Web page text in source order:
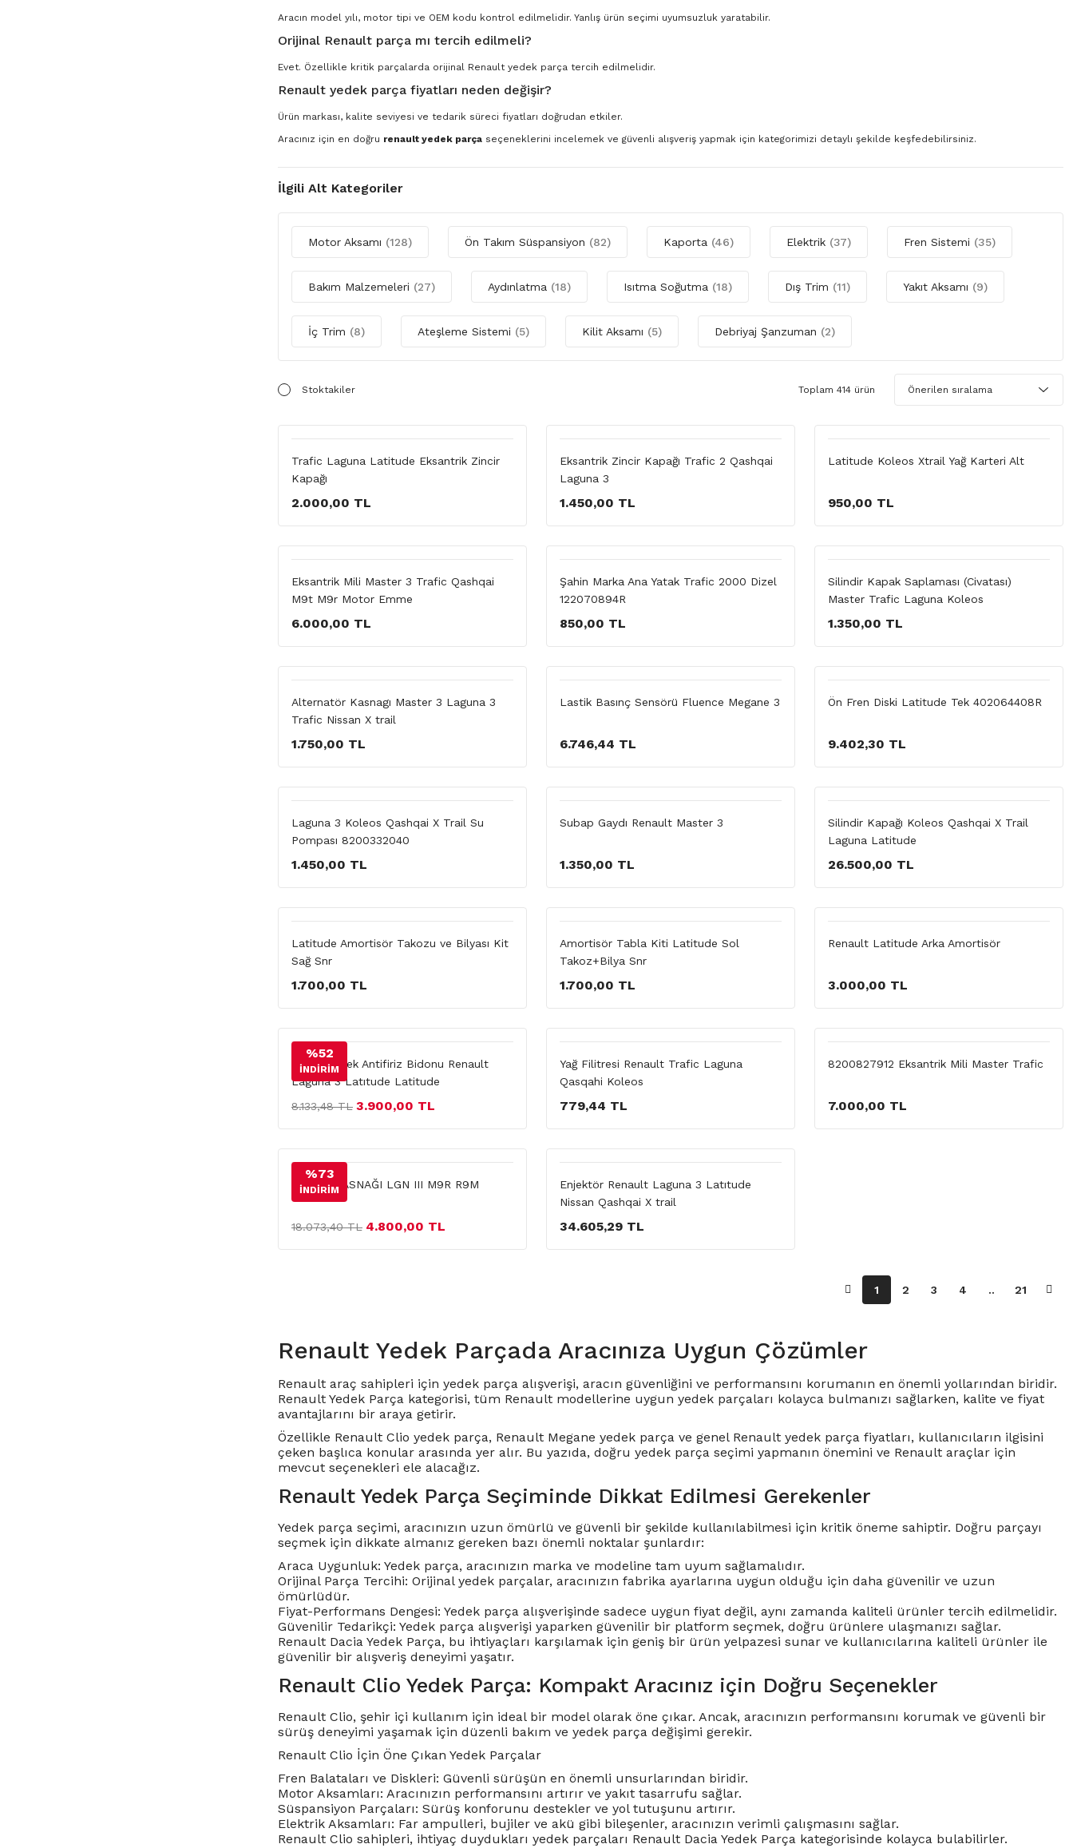
Aracın model yılı, motor tipi ve OEM kodu kontrol edilmelidir. Yanlış ürün seçimi uyumsuzluk yaratabilir.
Orijinal Renault parça mı tercih edilmeli?
Evet. Özellikle kritik parçalarda orijinal Renault yedek parça tercih edilmelidir.
Renault yedek parça fiyatları neden değişir?
Ürün markası, kalite seviyesi ve tedarik süreci fiyatları doğrudan etkiler.
Aracınız için en doğru renault yedek parça seçeneklerini incelemek ve güvenli alışveriş yapmak için kategorimizi detaylı şekilde keşfedebilirsiniz.
İlgili Alt Kategoriler
Motor Aksamı (128) Ön Takım Süspansiyon (82) Kaporta (46) Elektrik (37) Fren Sistemi (35)
Bakım Malzemeleri (27) Aydınlatma (18) Isıtma Soğutma (18) Dış Trim (11) Yakıt Aksamı (9)
İç Trim (8) Ateşleme Sistemi (5) Kilit Aksamı (5) Debriyaj Şanzuman (2)
Stoktakiler Toplam 414 ürün
Trafic Laguna Latitude Eksantrik Zincir
Kapağı
2.000,00 TL
Eksantrik Zincir Kapağı Trafic 2 Qashqai
Laguna 3
1.450,00 TL
Latitude Koleos Xtrail Yağ Karteri Alt
950,00 TL
Eksantrik Mili Master 3 Trafic Qashqai
M9t M9r Motor Emme
6.000,00 TL
Şahin Marka Ana Yatak Trafic 2000 Dizel
122070894R
850,00 TL
Silindir Kapak Saplaması (Civatası)
Master Trafic Laguna Koleos
1.350,00 TL
Alternatör Kasnagı Master 3 Laguna 3
Trafic Nissan X trail
1.750,00 TL
Lastik Basınç Sensörü Fluence Megane 3
6.746,44 TL
Ön Fren Diski Latitude Tek 402064408R
9.402,30 TL
Laguna 3 Koleos Qashqai X Trail Su
Pompası 8200332040
1.450,00 TL
Subap Gaydı Renault Master 3
1.350,00 TL
Silindir Kapağı Koleos Qashqai X Trail
Laguna Latitude
26.500,00 TL
Latitude Amortisör Takozu ve Bilyası Kit
Sağ Snr
1.700,00 TL
Amortisör Tabla Kiti Latitude Sol
Takoz+Bilya Snr
1.700,00 TL
Renault Latitude Arka Amortisör
3.000,00 TL
%52
İNDİRİM
Motor Yedek Antifiriz Bidonu Renault
Laguna 3 Latıtude Latitude
8.133,48 TL 3.900,00 TL
Yağ Filitresi Renault Trafic Laguna
Qasqahi Koleos
779,44 TL
8200827912 Eksantrik Mili Master Trafic
7.000,00 TL
%73
İNDİRİM
KRANK KASNAĞI LGN III M9R R9M
18.073,40 TL 4.800,00 TL
Enjektör Renault Laguna 3 Latıtude
Nissan Qashqai X trail
34.605,29 TL
1 2 3 4 .. 21
Renault Yedek Parçada Aracınıza Uygun Çözümler
Renault araç sahipleri için yedek parça alışverişi, aracın güvenliğini ve performansını korumanın en önemli yollarından biridir.
Renault Yedek Parça kategorisi, tüm Renault modellerine uygun yedek parçaları kolayca bulmanızı sağlarken, kalite ve fiyat
avantajlarını bir araya getirir.
Özellikle Renault Clio yedek parça, Renault Megane yedek parça ve genel Renault yedek parça fiyatları, kullanıcıların ilgisini
çeken başlıca konular arasında yer alır. Bu yazıda, doğru yedek parça seçimi yapmanın önemini ve Renault araçlar için
mevcut seçenekleri ele alacağız.
Renault Yedek Parça Seçiminde Dikkat Edilmesi Gerekenler
Yedek parça seçimi, aracınızın uzun ömürlü ve güvenli bir şekilde kullanılabilmesi için kritik öneme sahiptir. Doğru parçayı
seçmek için dikkate almanız gereken bazı önemli noktalar şunlardır:
Araca Uygunluk: Yedek parça, aracınızın marka ve modeline tam uyum sağlamalıdır.
Orijinal Parça Tercihi: Orijinal yedek parçalar, aracınızın fabrika ayarlarına uygun olduğu için daha güvenilir ve uzun
ömürlüdür.
Fiyat-Performans Dengesi: Yedek parça alışverişinde sadece uygun fiyat değil, aynı zamanda kaliteli ürünler tercih edilmelidir.
Güvenilir Tedarikçi: Yedek parça alışverişi yaparken güvenilir bir platform seçmek, doğru ürünlere ulaşmanızı sağlar.
Renault Dacia Yedek Parça, bu ihtiyaçları karşılamak için geniş bir ürün yelpazesi sunar ve kullanıcılarına kaliteli ürünler ile
güvenilir bir alışveriş deneyimi yaşatır.
Renault Clio Yedek Parça: Kompakt Aracınız için Doğru Seçenekler
Renault Clio, şehir içi kullanım için ideal bir model olarak öne çıkar. Ancak, aracınızın performansını korumak ve güvenli bir
sürüş deneyimi yaşamak için düzenli bakım ve yedek parça değişimi gerekir.
Renault Clio İçin Öne Çıkan Yedek Parçalar
Fren Balataları ve Diskleri: Güvenli sürüşün en önemli unsurlarından biridir.
Motor Aksamları: Aracınızın performansını artırır ve yakıt tasarrufu sağlar.
Süspansiyon Parçaları: Sürüş konforunu destekler ve yol tutuşunu artırır.
Elektrik Aksamları: Far ampulleri, bujiler ve akü gibi bileşenler, aracınızın verimli çalışmasını sağlar.
Renault Clio sahipleri, ihtiyaç duydukları yedek parçaları Renault Dacia Yedek Parça kategorisinde kolayca bulabilirler.